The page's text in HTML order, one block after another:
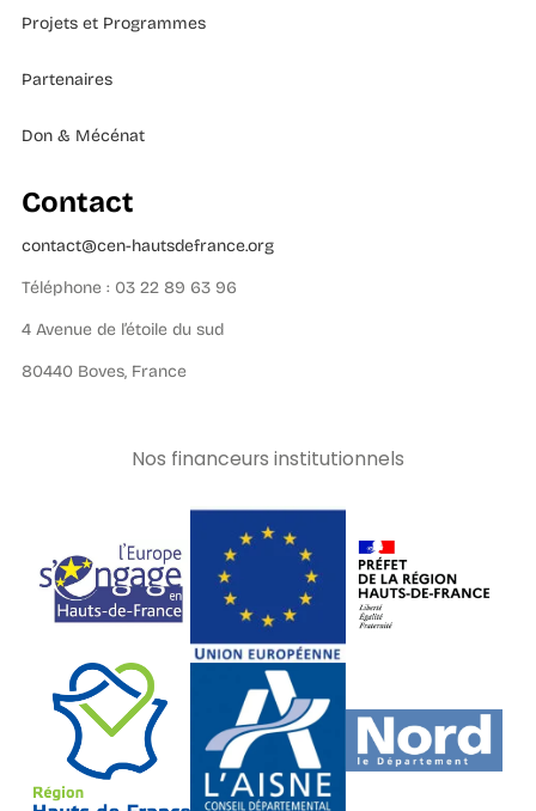
Projets et Programmes
Partenaires
Don & Mécénat
Contact
contact@cen-hautsdefrance.org
Téléphone : 03 22 89 63 96
4 Avenue de l’étoile du sud
80440 Boves, France
Nos financeurs institutionnels